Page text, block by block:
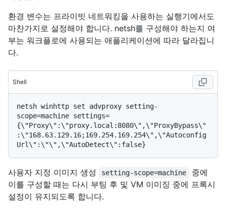
환경 변수는 프라이빗 네트워킹을 사용하는 실행기에서도
마찬가지로 설정해야 합니다. netsh를 구성해야 하는지 여
부는 워크플로에 사용되는 애플리케이션에 따라 달라집니
다.
Shell
netsh winhttp set advproxy setting-
scope=machine settings=
{\"Proxy\":\"proxy.local:8080\",\"ProxyBypass\"
:\"168.63.129.16;169.254.169.254\",\"Autoconfig
사용자 지정 이미지 생성 setting-scope=machine
중에
이를 구성할 때는 다시 부팅 후 및 VM 이미징 중에 프록시
설정이 유지되도록 합니다.